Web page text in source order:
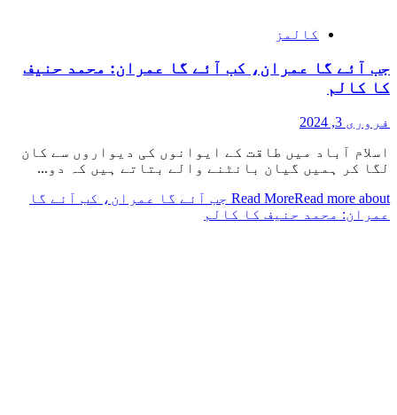
کالمز
جب آئے گا عمران، کب آئے گا عمران: محمد حنیف
کا کالم
فروری 3, 2024
اسلام آباد میں طاقت کے ایوانوں کی دیواروں سے کان
لگا کر ہمیں گیان بانٹنے والے بتاتے ہیں کہ دو...
Read More Read more about جب آئے گا عمران، کب آئے گا
عمران: محمد حنیف کا کالم